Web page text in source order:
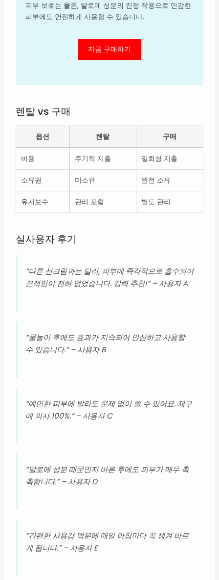
피부 보호는 물론, 알로에 성분의 진정 작용으로 민감한
피부에도 안전하게 사용할 수 있습니다.
지금 구매하기
렌탈 vs 구매
옵션 렌탈 구매
비용 주기적 지출 일회성 지출
소유권 미소유 완전 소유
유지보수 관리 포함 별도 관리
실사용자 후기
“다른 선크림과는 달리, 피부에 즉각적으로 흡수되어
끈적임이 전혀 없었습니다. 강력 추천!” – 사용자 A
“물놀이 후에도 효과가 지속되어 안심하고 사용할
수 있습니다.” – 사용자 B
“예민한 피부에 발라도 문제 없이 쓸 수 있어요. 재구
매 의사 100%.” – 사용자 C
“알로에 성분 때문인지 바른 후에도 피부가 매우 촉
촉합니다.” – 사용자 D
“간편한 사용감 덕분에 매일 아침마다 꼭 챙겨 바르
게 됩니다.” – 사용자 E